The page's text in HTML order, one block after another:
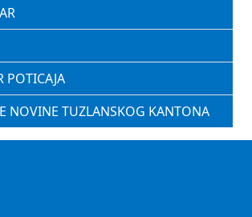
POTICAJA
NOVINE TUZLANSKOG KANTONA